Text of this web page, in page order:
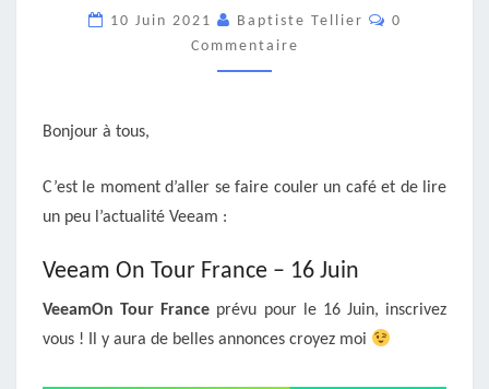
PAUSE
VEEAM
10 Juin 2021 Baptiste Tellier
0
Commentaire
Bonjour à tous,
C’est le moment d’aller se faire couler un café et de lire
un peu l’actualité Veeam :
Veeam On Tour France – 16 Juin
VeeamOn Tour France prévu pour le 16 Juin, inscrivez
vous ! Il y aura de belles annonces croyez moi